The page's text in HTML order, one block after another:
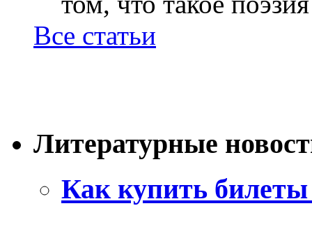
Все статьи
Литературные
Как купить билеты